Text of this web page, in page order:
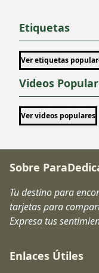
Etiquetas
Ver etiquetas
Videos
Ver videos populares
Sobre
Tu destino para
tarjetas para
Expresa tus
Enlaces Útiles